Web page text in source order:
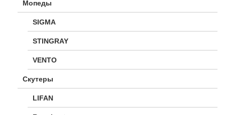
Мопеды
SIGMA
STINGRAY
VENTO
Скутеры
LIFAN